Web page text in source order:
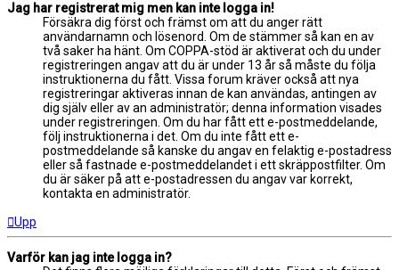
Jag har registrerat mig men kan inte logga in!
Försäkra dig först och främst om att du anger rätt
användarnamn och lösenord. Om de stämmer så kan en av
två saker ha hänt. Om COPPA-stöd är aktiverat och du under
registreringen angav att du är under 13 år så måste du följa
instruktionerna du fått. Vissa forum kräver också att nya
registreringar aktiveras innan de kan användas, antingen av
dig själv eller av an administratör; denna information visades
under registreringen. Om du har fått ett e-postmeddelande,
följ instruktionerna i det. Om du inte fått ett e-
postmeddelande så kanske du angav en felaktig e-postadress
eller så fastnade e-postmeddelandet i ett skräppostfilter. Om
du är säker på att e-postadressen du angav var korrekt,
kontakta en administratör.
Upp
Varför kan jag inte logga in?